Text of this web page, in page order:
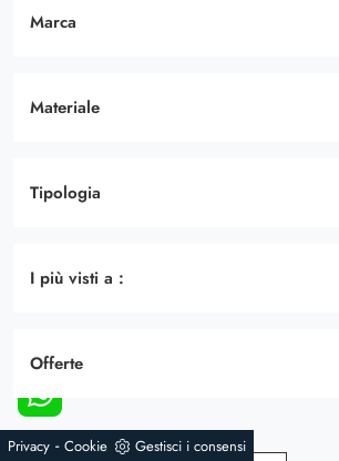
Marca
Materiale
Tipologia
I più visti a :
Offerte
Privacy - Cookie Gestisci i consensi